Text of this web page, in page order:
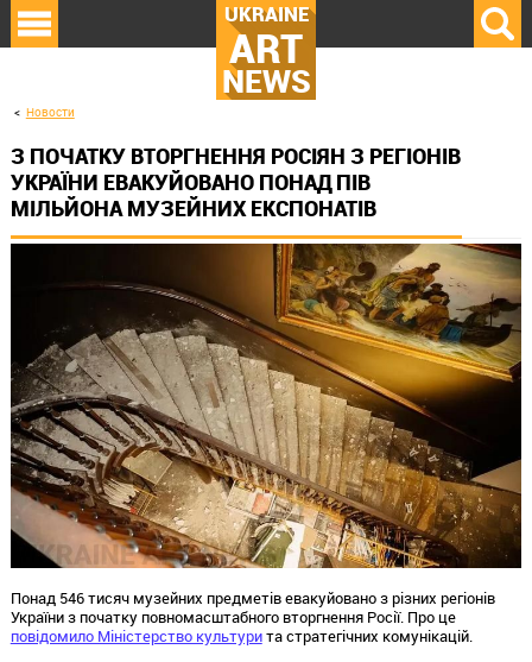
UKRAINE
ART
NEWS
Новости
З ПОЧАТКУ ВТОРГНЕННЯ РОСІЯН З РЕГІОНІВ
УКРАЇНИ ЕВАКУЙОВАНО ПОНАД ПІВ
МІЛЬЙОНА МУЗЕЙНИХ ЕКСПОНАТІВ
Понад 546 тисяч музейних предметів евакуйовано з різних регіонів
України з початку повномасштабного вторгнення Росії. Про це
повідомило Міністерство культурита стратегічних комунікацій.